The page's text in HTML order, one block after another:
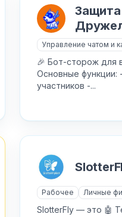
Защита
Управление чатом и
🎉 Бот-сторож для
Основные функции:
участников -...
Рабочее Личные
SlotterFly — это 🤖